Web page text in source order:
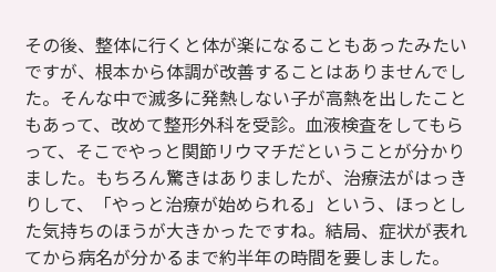
その後、整体に行くと体が楽になることもあったみたい
ですが、根本から体調が改善することはありませんでし
た。そんな中で滅多に発熱しない子が高熱を出したこと
もあって、改めて整形外科を受診。血液検査をしてもら
って、そこでやっと関節リウマチだということが分かり
ました。もちろん驚きはありましたが、治療法がはっき
りして、「やっと治療が始められる」という、ほっとし
た気持ちのほうが大きかったですね。結局、症状が表れ
てから病名が分かるまで約半年の時間を要しました。